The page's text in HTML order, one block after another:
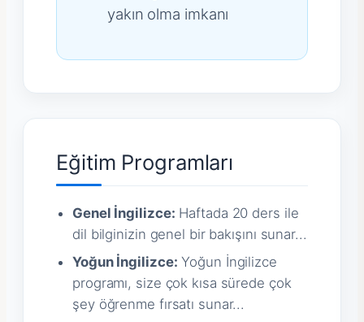
yakın olma imkanı
Eğitim Programları
Genel İngilizce: Haftada 20 ders ile
dil bilginizin genel bir bakışını sunar...
Yoğun İngilizce: Yoğun İngilizce
programı, size çok kısa sürede çok
şey öğrenme fırsatı sunar...